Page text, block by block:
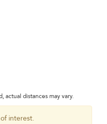
actual distances may vary.
interest.